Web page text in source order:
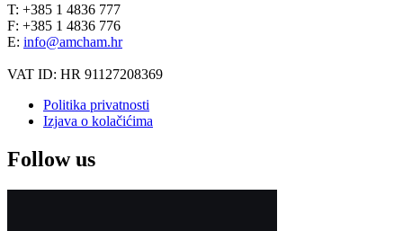
T: +385 1 4836 777
F: +385 1 4836 776
E: info@amcham.hr
VAT ID: HR 91127208369
Politika privatnosti
Izjava o kolačićima
Follow us